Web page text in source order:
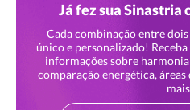
Já fez sua Sinastria
Cada combinação entre
único e personalizado!
informações sobre
comparação energética,